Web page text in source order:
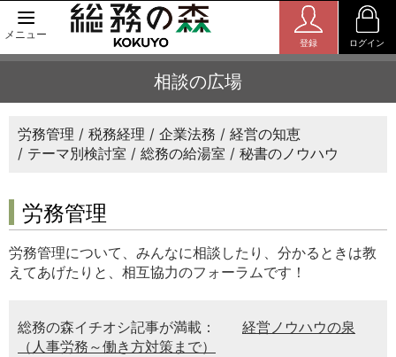
メニュー
登録 ログイン
相談の広場
労務管理 税務経理 企業法務
経営の知恵
テーマ別検討室
総務の給湯室 秘書のノウハウ
労務管理
労務管理について、みんなに相談したり、分かるときは教
えてあげたりと、相互協力のフォーラムです！
総務の森イチオシ記事が満載：
経営ノウハウの泉
（人事労務～働き方対策まで）